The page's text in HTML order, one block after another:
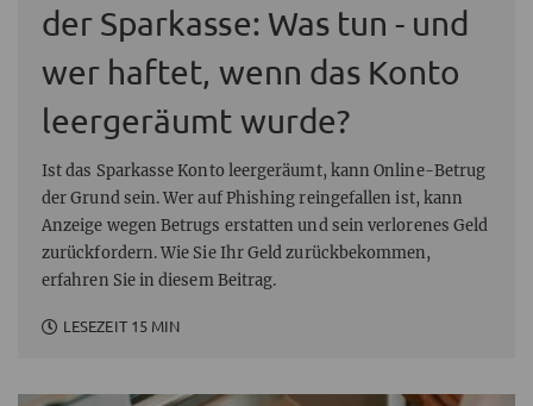
der Sparkasse: Was tun - und
wer haftet, wenn das Konto
leergeräumt wurde?
Ist das Sparkasse Konto leergeräumt, kann Online-Betrug
der Grund sein. Wer auf Phishing reingefallen ist, kann
Anzeige wegen Betrugs erstatten und sein verlorenes Geld
zurückfordern. Wie Sie Ihr Geld zurückbekommen,
erfahren Sie in diesem Beitrag.
LESEZEIT 15 MIN